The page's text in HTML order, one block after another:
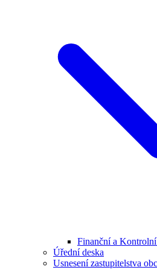
Finanční a
Úřední deska
Usnesení zastupitelstva